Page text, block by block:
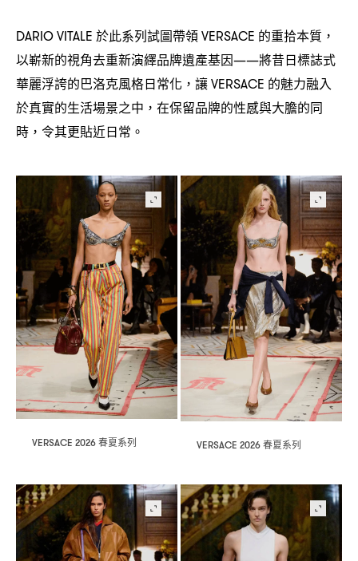
DARIO VITALE 於此系列試圖帶領VERSACE 的重拾本質 ，
以嶄新的視角去重新演繹品牌遺產基因——將昔日標誌式
華麗浮誇的巴洛克風格日常化 ， 讓VERSACE 的魅力融入
於真實的生活場景之中 ， 在保留品牌的性感與大膽的同
時 ， 令其更貼近日常。
VERSACE 2026春夏系列 VERSACE 2026春夏系列